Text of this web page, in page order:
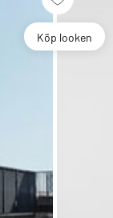
Köp looken